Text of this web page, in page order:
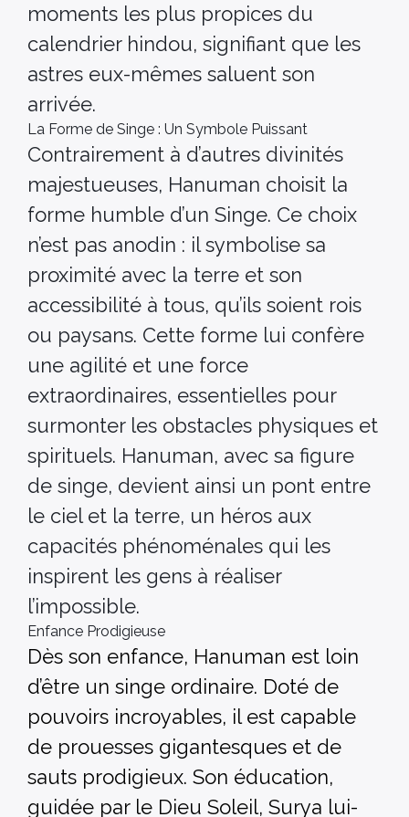
moments les plus propices du
calendrier hindou, signifiant que les
astres eux-mêmes saluent son
arrivée.
La Forme de Singe : Un Symbole Puissant
Contrairement à d’autres divinités
majestueuses, Hanuman choisit la
forme humble d’un Singe. Ce choix
n’est pas anodin : il symbolise sa
proximité avec la terre et son
accessibilité à tous, qu’ils soient rois
ou paysans. Cette forme lui confère
une agilité et une force
extraordinaires, essentielles pour
surmonter les obstacles physiques et
spirituels. Hanuman, avec sa figure
de singe, devient ainsi un pont entre
le ciel et la terre, un héros aux
capacités phénoménales qui les
inspirent les gens à réaliser
l’impossible.
Enfance Prodigieuse
Dès son enfance, Hanuman est loin
d’être un singe ordinaire. Doté de
pouvoirs incroyables, il est capable
de prouesses gigantesques et de
sauts prodigieux. Son éducation,
guidée par le Dieu Soleil, Surya lui-